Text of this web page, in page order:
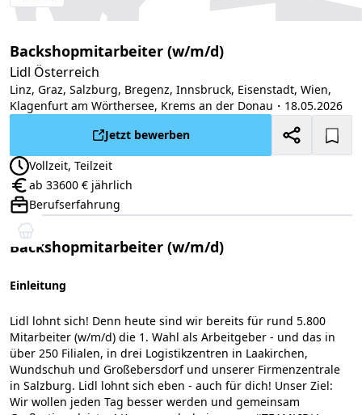
Backshopmitarbeiter (w/m/d)
Lidl Österreich
Linz, Graz, Salzburg, Bregenz, Innsbruck, Eisenstadt, Wien,
Klagenfurt am Wörthersee, Krems an der Donau ・18.05.2026
Jetzt bewerben
Anstellungsart:
Vollzeit, Teilzeit
Gehalt:ab 33600 € jährlich
Positionsebene:
Berufserfahrung
Backshopmitarbeiter (w/m/d)
Einleitung
Lidl lohnt sich! Denn heute sind wir bereits für rund 5.800
Mitarbeiter (w/m/d) die 1. Wahl als Arbeitgeber - und das in
über 250 Filialen, in drei Logistikzentren in Laakirchen,
Wundschuh und Großebersdorf und unserer Firmenzentrale
in Salzburg. Lidl lohnt sich eben - auch für dich! Unser Ziel:
Wir wollen jeden Tag besser werden und gemeinsam